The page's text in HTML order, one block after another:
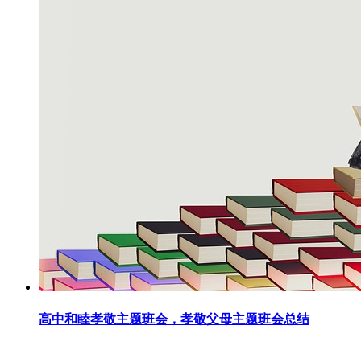
高中和睦孝敬主题班会，孝敬父母主题班会总结